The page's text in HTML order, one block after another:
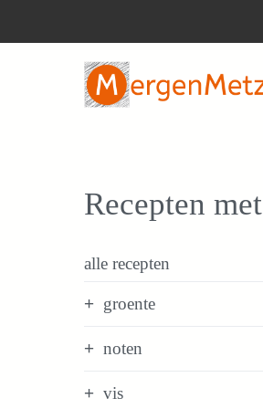
Recepten met
alle recepten
groente
noten
vis